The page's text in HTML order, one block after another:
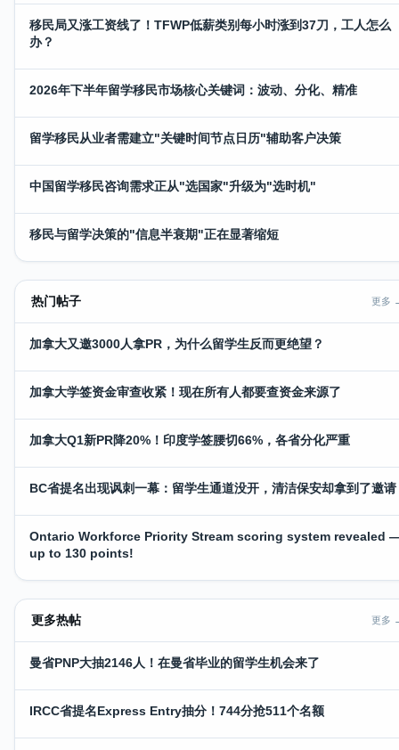
移民局又涨工资线了！TFWP低薪类别每小时涨到37刀，工人怎么
办？
2026年下半年留学移民市场核心关键词：波动、分化、精准
留学移民从业者需建立"关键时间节点日历"辅助客户决策
中国留学移民咨询需求正从"选国家"升级为"选时机"
移民与留学决策的"信息半衰期"正在显著缩短
热门帖子 更多
加拿大又邀3000人拿PR，为什么留学生反而更绝望？
加拿大学签资金审查收紧！现在所有人都要查资金来源了
加拿大Q1新PR降20%！印度学签腰切66%，各省分化严重
BC省提名出现讽刺一幕：留学生通道没开，清洁保安却拿到了邀请
Ontario Workforce Priority Stream scoring system revealed
up to 130 points!
更多热帖 更多
曼省PNP大抽2146人！在曼省毕业的留学生机会来了
IRCC省提名Express Entry抽分！744分抢511个名额